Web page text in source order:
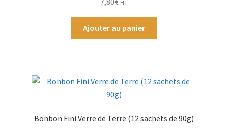
HT
Ajouter au panier
Bonbon Fini Verre de Terre (12 sachets de 90g)